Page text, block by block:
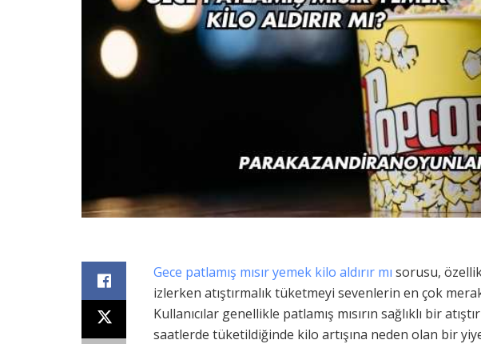
Gece patlamış mısır yemek kilo aldırır mı sorusu,
izlerken atıştırmalık tüketmeyi sevenlerin en çok
Kullanıcılar genellikle patlamış mısırın sağlıklı bir
saatlerde tüketildiğinde kilo artışına neden olan bir